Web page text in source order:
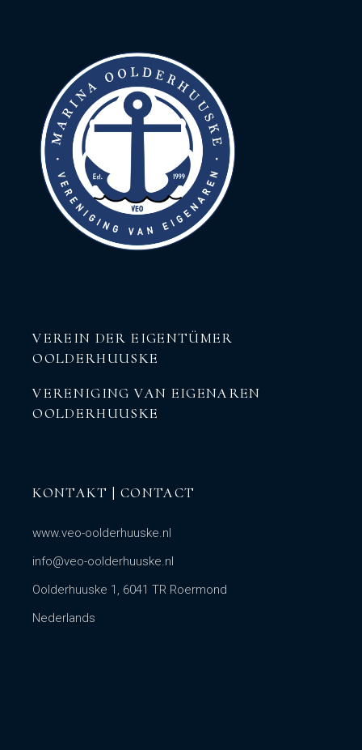
VEREIN DER EIGENTÜMER
OOLDERHUUSKE
VERENIGING VAN EIGENAREN
OOLDERHUUSKE
KONTAKT | CONTACT
www.veo-oolderhuuske.nl
info@veo-oolderhuuske.nl
Oolderhuuske 1, 6041 TR Roermond
Nederlands